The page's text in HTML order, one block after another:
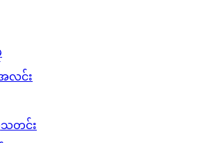
အလင်း
တင်း